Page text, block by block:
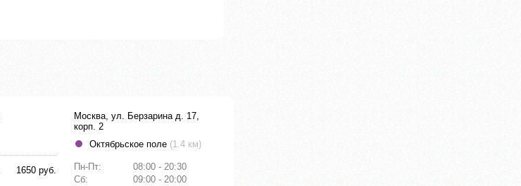
1650 руб.
Москва, ул. Берзарина д. 17,
корп. 2
Октябрьское поле (1.4 км)
Пн-Пт:
08:00 - 20:30
Сб:
09:00 - 20:00